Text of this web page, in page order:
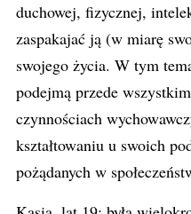
duchowej, fizycznej,
zaspakajać ją (w miarę
swojego życia. W tym
podejmą przede
czynnościach
kształtowaniu u swoich
pożądanych w